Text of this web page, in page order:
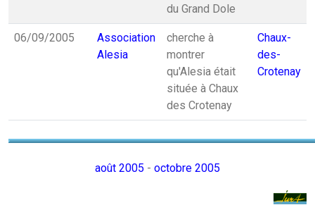
du Grand Dole
06/09/2005
Association
Alesia
cherche à
montrer
qu'Alesia était
située à Chaux
des Crotenay
Chaux-
des-
Crotenay
août 2005 - octobre 2005